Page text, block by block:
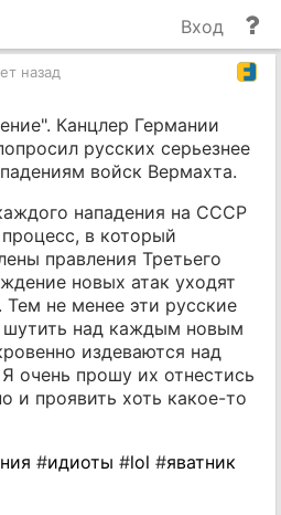
и
Вход
назад
Канцлер Германии
русских серьезнее
войск Вермахта.
нападения на СССР
в который
правления Третьего
новых атак уходят
не менее эти русские
шутить над каждым новым
издеваются над
очень прошу их отнестись
и проявить хоть какое-то
#идиоты #lol #яватник